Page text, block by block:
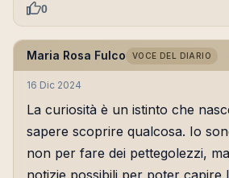
0
Maria Rosa Fulco VOCE DEL DIARIO
16 Dic 2024
La curiosità è un istinto che
sapere scoprire qualcosa. Io
non per fare dei pettegolezzi,